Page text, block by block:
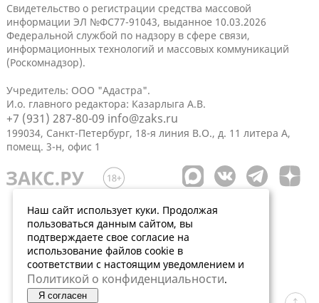
Свидетельство о регистрации средства массовой
информации ЭЛ №ФС77-91043, выданное 10.03.2026
Федеральной службой по надзору в сфере связи,
информационных технологий и массовых коммуникаций
(Роскомнадзор).
Учредитель: ООО "Адастра".
И.о. главного редактора: Казарлыга А.В.
+7 (931) 287-80-09 info@zaks.ru
199034, Санкт-Петербург, 18-я линия В.О., д. 11 литера А,
помещ. 3-н, офис 1
Наш сайт использует куки. Продолжая
пользоваться данным сайтом, вы
подтверждаете свое согласие на
использование файлов cookie в
соответствии с настоящим уведомлением и
Политикой о конфиденциальности.
Я согласен